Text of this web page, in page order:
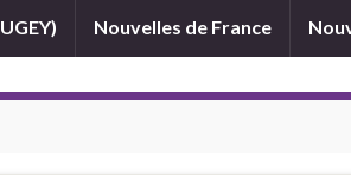
Nouvelles de France